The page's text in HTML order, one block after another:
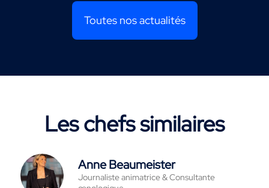
Toutes nos actualités
Les chefs similaires
Anne Beaumeister
Journaliste animatrice & Consultante